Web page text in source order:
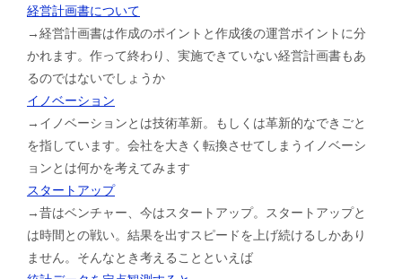
経営計画書について
→経営計画書は作成のポイントと作成後の運営ポイントに分
かれます。作って終わり、実施できていない経営計画書もあ
るのではないでしょうか
イノベーション
→イノベーションとは技術革新。もしくは革新的なできごと
を指しています。会社を大きく転換させてしまうイノベーシ
ョンとは何かを考えてみます
スタートアップ
→昔はベンチャー、今はスタートアップ。スタートアップと
は時間との戦い。結果を出すスピードを上げ続けるしかあり
ません。そんなとき考えることといえば